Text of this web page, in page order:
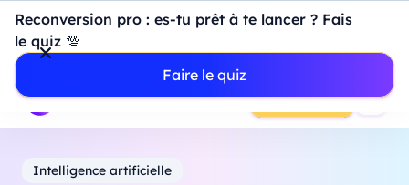
Reconversion pro : es-tu prêt à te lancer ? Fais
le quiz 💯
Faire le quiz
Introduction à Power BI : construisez votre premier
dashboard de A à Z
- Mardi 11 Août
18h00
Professionnels
Étudiants Parents Entreprises
Prendre RDV
Intelligence artificielle